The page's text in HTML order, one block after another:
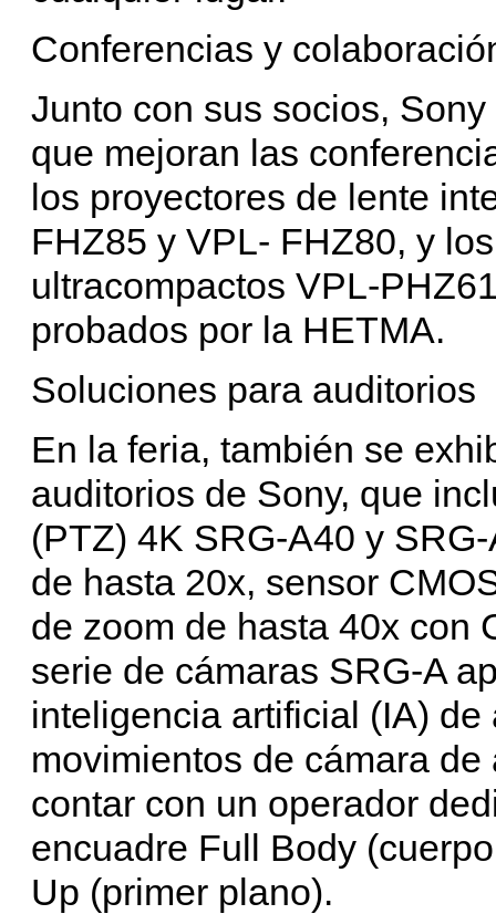
Conferencias y
Junto con sus socios,
que mejoran las
los proyectores de lente
FHZ85 y VPL- FHZ80, y
ultracompactos VPL-
probados por la HETMA.
Soluciones para auditorios
En la feria, también se
auditorios de Sony, que
(PTZ) 4K SRG-A40 y
de hasta 20x, sensor
de zoom de hasta 40x con
serie de cámaras SRG-A
inteligencia artificial (IA)
movimientos de cámara
contar con un operador
encuadre Full Body
Up (primer plano).